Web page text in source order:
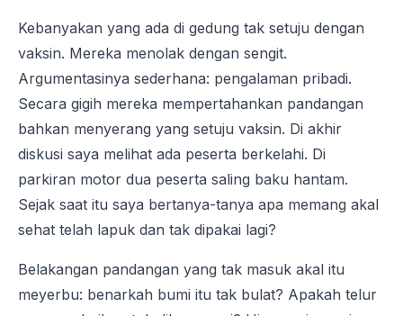
Kebanyakan yang ada di gedung tak setuju dengan
vaksin. Mereka menolak dengan sengit.
Argumentasinya sederhana: pengalaman pribadi.
Secara gigih mereka mempertahankan pandangan
bahkan menyerang yang setuju vaksin. Di akhir
diskusi saya melihat ada peserta berkelahi. Di
parkiran motor dua peserta saling baku hantam.
Sejak saat itu saya bertanya-tanya apa memang akal
sehat telah lapuk dan tak dipakai lagi?
Belakangan pandangan yang tak masuk akal itu
meyerbu: benarkah bumi itu tak bulat? Apakah telur